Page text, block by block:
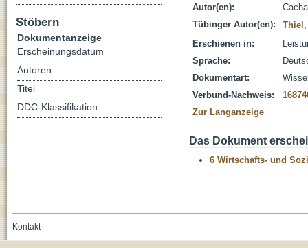
Autor(en):
Tübinger Autor(en):
Erschienen in:
Sprache:
Dokumentart:
Verbund-Nachweis:
Zur Langanzeige
Das Dokument
6 Wirtschafts- und
Stöbern
Dokumentanzeige
Erscheinungsdatum
Autoren
Titel
DDC-Klassifikation
Kontakt